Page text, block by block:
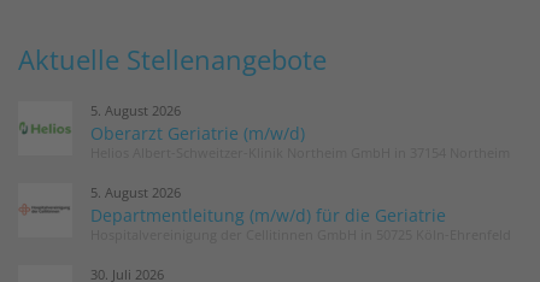
Aktuelle Stellenangebote
5. August 2026
Oberarzt Geriatrie (m/w/d)
5. August 2026
Departmentleitung (m/w/d) für die Geriatrie
30. Juli 2026